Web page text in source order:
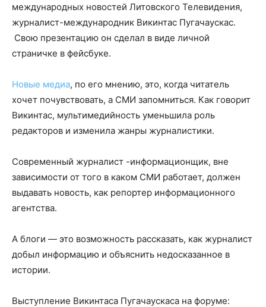
международных новостей Литовского Телевидения,
журналист-международник Викинтас Пугачаускас.
Свою презентацию он сделал в виде личной
страничке в фейсбуке.
Новые медиа, по его мнению, это, когда читатель
хочет почувствовать, а СМИ запомниться. Как говорит
Викинтас, мультимедийность уменьшила роль
редакторов и изменила жанры журналистики.
Современный журналист -информационщик, вне
зависимости от того в каком СМИ работает, должен
выдавать новость, как репортер информационного
агентства.
А блоги — это возможность рассказать, как журналист
добыл информацию и объяснить недосказанное в
истории.
Выступление Викинтаса Пугачаускаса на форуме: